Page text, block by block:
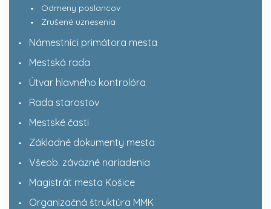
Odmeny poslancov
Zrušené uznesenia
Námestníci primátora mesta
Mestská rada
Útvar hlavného kontrolóra
Rada starostov
Mestské časti
Základné dokumenty mesta
Všeob. záväzné nariadenia
Magistrát mesta Košice
Organizačná štruktúra MMK